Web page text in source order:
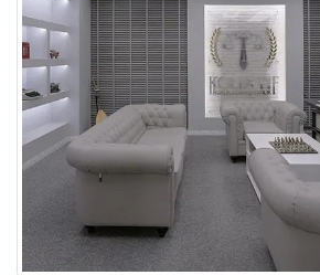
ADLI KONTROL TEDBIRI
HIRSIZLIK SUÇU
KONUT DOKUNULMAZLIĞININ
KOVUŞTURMAYA YER